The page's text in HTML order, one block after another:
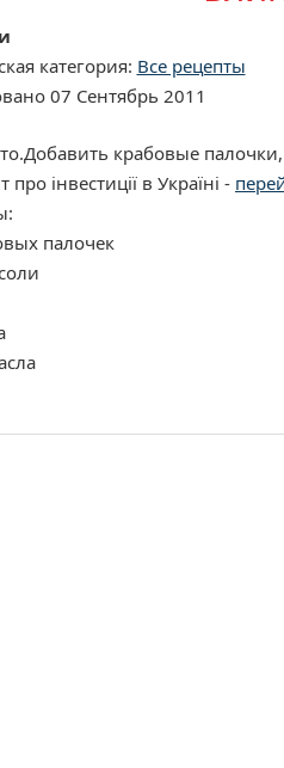
категория: Все рецепты
07 Сентябрь 2011
крабовые
інвестиції в Україні -
палочек